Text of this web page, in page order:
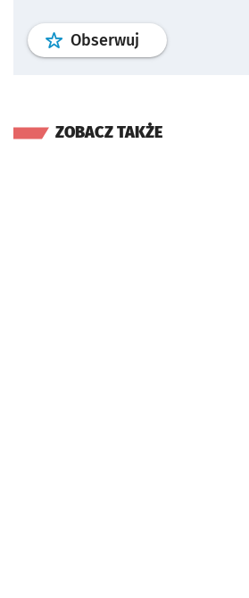
Obserwuj profil
ZOBACZ TAKŻE